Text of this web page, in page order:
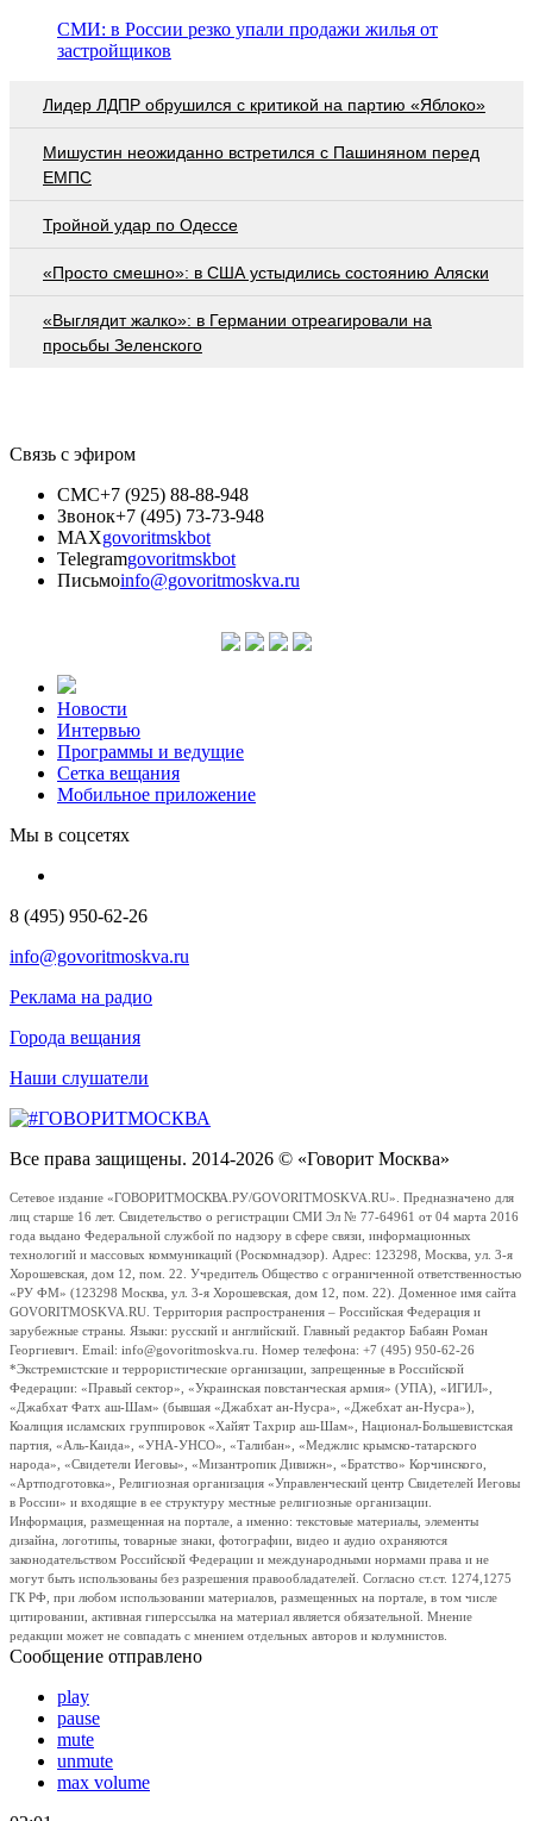
СМИ: в России резко упали продажи жилья от
застройщиков
Лидер ЛДПР обрушился с критикой на партию «Яблоко»
Мишустин неожиданно встретился с Пашиняном перед
ЕМПС
Тройной удар по Одессe
«Просто смешно»: в США устыдились состоянию Аляски
«Выглядит жалко»: в Германии отреагировали на
просьбы Зеленского
Связь с эфиром
СМС+7 (925) 88-88-948
Звонок+7 (495) 73-73-948
MAXgovoritmskbot
Telegramgovoritmskbot
Письмоinfo@govoritmoskva.ru
Новости
Интервью
Программы и ведущие
Сетка вещания
Мобильное приложение
Мы в соцсетях
8 (495) 950-62-26
info@govoritmoskva.ru
Реклама на радио
Города вещания
Наши слушатели
Все права защищены. 2014-2026 © «Говорит Москва»
Сетевое издание «ГОВОРИТМОСКВА.РУ/GOVORITMOSKVA.RU». Предназначено для
лиц старше 16 лет. Свидетельство о регистрации СМИ Эл № 77-64961 от 04 марта 2016
года выдано Федеральной службой по надзору в сфере связи, информационных
технологий и массовых коммуникаций (Роскомнадзор). Адрес: 123298, Москва, ул. 3-я
Хорошевская, дом 12, пом. 22. Учредитель Общество с ограниченной ответственностью
«РУ ФМ» (123298 Москва, ул. 3-я Хорошевская, дом 12, пом. 22). Доменное имя сайта
GOVORITMOSKVA.RU. Территория распространения – Российская Федерация и
зарубежные страны. Языки: русский и английский. Главный редактор Бабаян Роман
Георгиевич. Email: info@govoritmoskva.ru. Номер телефона: +7 (495) 950-62-26
*Экстремистские и террористические организации, запрещенные в Российской
Федерации: «Правый сектор», «Украинская повстанческая армия» (УПА), «ИГИЛ»,
«Джабхат Фатх аш-Шам» (бывшая «Джабхат ан-Нусра», «Джебхат ан-Нусра»),
Коалиция исламских группировок «Хайят Тахрир аш-Шам», Национал-Большевистская
партия, «Аль-Каида», «УНА-УНСО», «Талибан», «Меджлис крымско-татарского
народа», «Свидетели Иеговы», «Мизантропик Дивижн», «Братство» Корчинского,
«Артподготовка», Религиозная организация «Управленческий центр Свидетелей Иеговы
в России» и входящие в ее структуру местные религиозные организации.
Информация, размещенная на портале, а именно: текстовые материалы, элементы
дизайна, логотипы, товарные знаки, фотографии, видео и аудио охраняются
законодательством Российской Федерации и международными нормами права и не
могут быть использованы без разрешения правообладателей. Согласно ст.ст. 1274,1275
ГК РФ, при любом использовании материалов, размещенных на портале, в том числе
цитировании, активная гиперссылка на материал является обязательной. Мнение
редакции может не совпадать с мнением отдельных авторов и колумнистов.
Сообщение отправлено
play
pause
mute
unmute
max volume